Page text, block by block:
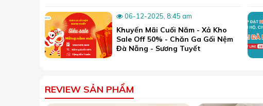
Chất liệu lụa tự nhiên dùng
Bộ sưu tập 999+ màu sắc Mark Cross
Bên cạnh những bộ họa tiết như trên thì thương hiệu
họa tiết đa dạng khác. Do đó bạn có thể thoải mái lựa
pha lụa.
>>Tham khảo thêm các
06-12-2025, 8:45 am
Khuyến Mãi Cuối Năm - Xả Kho
Sale Off 50% - Chăn Ga Gối Nệm
Đà Nẵng - Sương Tuyết
REVIEW SẢN PHẨM